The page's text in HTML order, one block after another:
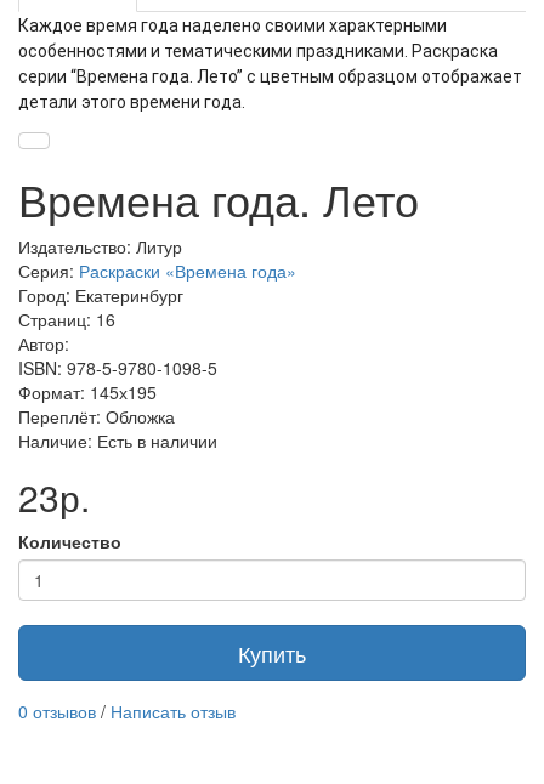
Каждое время года наделено своими характерными
особенностями и тематическими праздниками. Раскраска
серии “Времена года. Лето” с цветным образцом отображает
детали этого времени года.
Времена года. Лето
Издательство: Литур
Серия: Раскраски «Времена года»
Город: Екатеринбург
Страниц: 16
Автор:
ISBN: 978-5-9780-1098-5
Формат: 145х195
Переплёт: Обложка
Наличие: Есть в наличии
23р.
Количество
Купить
0 отзывов / Написать отзыв